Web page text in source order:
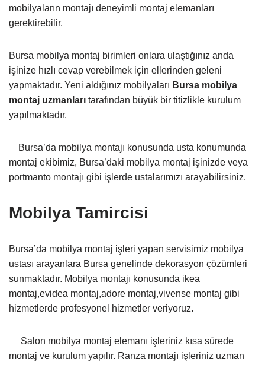
mobilyaların montajı deneyimli montaj elemanları
gerektirebilir.
Bursa mobilya montaj birimleri onlara ulaştığınız anda
işinize hızlı cevap verebilmek için ellerinden geleni
yapmaktadır. Yeni aldığınız mobilyaları Bursa mobilya
montaj uzmanları tarafından büyük bir titizlikle kurulum
yapılmaktadır.
Bursa’da mobilya montajı konusunda usta konumunda
montaj ekibimiz, Bursa’daki mobilya montaj işinizde veya
portmanto montajı gibi işlerde ustalarımızı arayabilirsiniz.
Mobilya Tamircisi
Bursa’da mobilya montaj işleri yapan servisimiz mobilya
ustası arayanlara Bursa genelinde dekorasyon çözümleri
sunmaktadır. Mobilya montajı konusunda ikea
montaj,evidea montaj,adore montaj,vivense montaj gibi
hizmetlerde profesyonel hizmetler veriyoruz.
Salon mobilya montaj elemanı işleriniz kısa sürede
montaj ve kurulum yapılır. Ranza montajı işleriniz uzman